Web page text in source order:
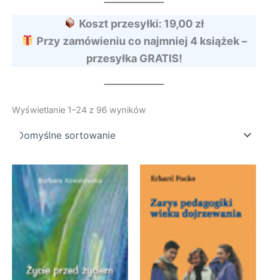
Koszt przesyłki: 19,00 zł
Przy zamówieniu co najmniej 4 książek –
przesyłka GRATIS!
Wyświetlanie 1–24 z 96 wyników